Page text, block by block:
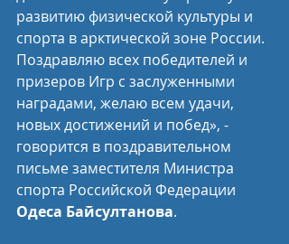
развитию физической культуры и
спорта в арктической зоне России.
Поздравляю всех победителей и
призеров Игр с заслуженными
наградами, желаю всем удачи,
новых достижений и побед», -
говорится в поздравительном
письме заместителя Министра
спорта Российской Федерации
Одеса Байсултанова.